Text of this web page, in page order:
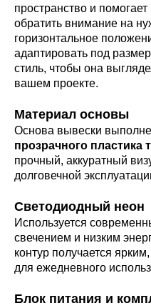
пространство и
обратить внимание на
горизонтальное
адаптировать под
стиль, чтобы она
вашем проекте.
Материал основы
Основа вывески
прозрачного
прочный, аккуратный
долговечной
Светодиодный неон
Используется
свечением и низким
контур получается
для ежедневного
Блок питания и